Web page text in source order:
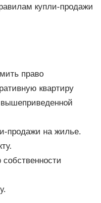
купли-продажи
право
квартиру
продажи на жилье.
собственности